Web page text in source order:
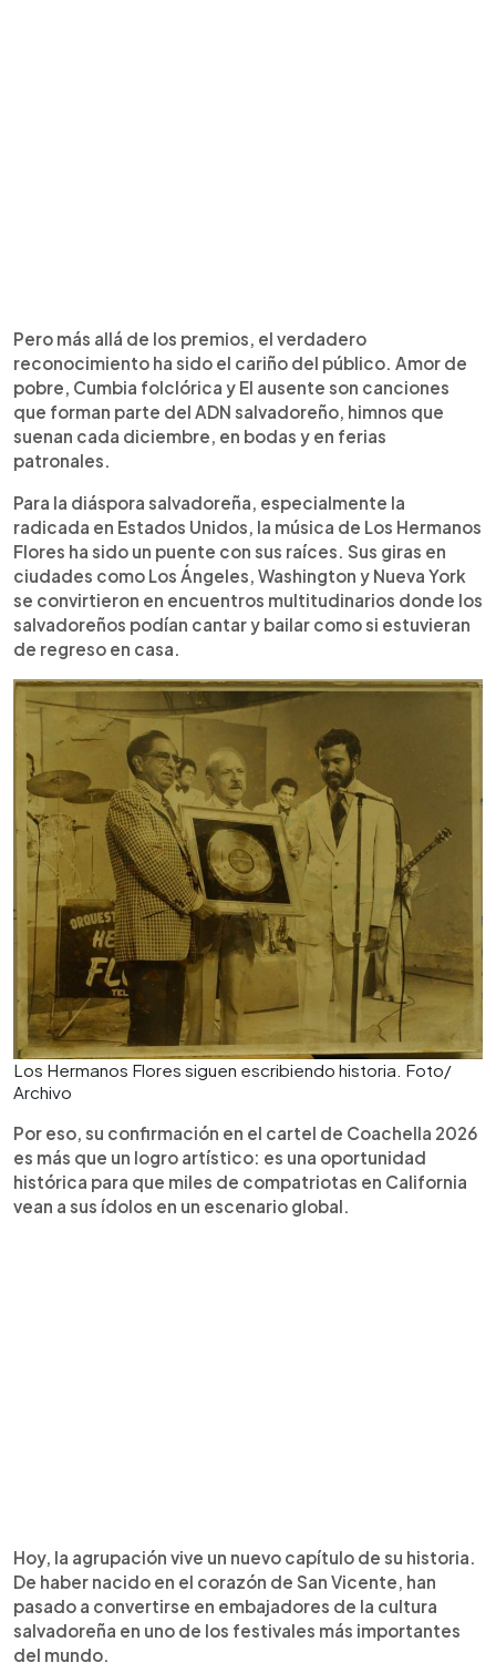
Pero más allá de los premios, el verdadero
reconocimiento ha sido el cariño del público. Amor de
pobre, Cumbia folclórica y El ausente son canciones
que forman parte del ADN salvadoreño, himnos que
suenan cada diciembre, en bodas y en ferias
patronales.
Para la diáspora salvadoreña, especialmente la
radicada en Estados Unidos, la música de Los Hermanos
Flores ha sido un puente con sus raíces. Sus giras en
ciudades como Los Ángeles, Washington y Nueva York
se convirtieron en encuentros multitudinarios donde los
salvadoreños podían cantar y bailar como si estuvieran
de regreso en casa.
Los Hermanos Flores siguen escribiendo historia. Foto/
Archivo
Por eso, su confirmación en el cartel de Coachella 2026
es más que un logro artístico: es una oportunidad
histórica para que miles de compatriotas en California
vean a sus ídolos en un escenario global.
Hoy, la agrupación vive un nuevo capítulo de su historia.
De haber nacido en el corazón de San Vicente, han
pasado a convertirse en embajadores de la cultura
salvadoreña en uno de los festivales más importantes
del mundo.